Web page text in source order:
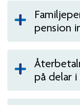
pension
på delar